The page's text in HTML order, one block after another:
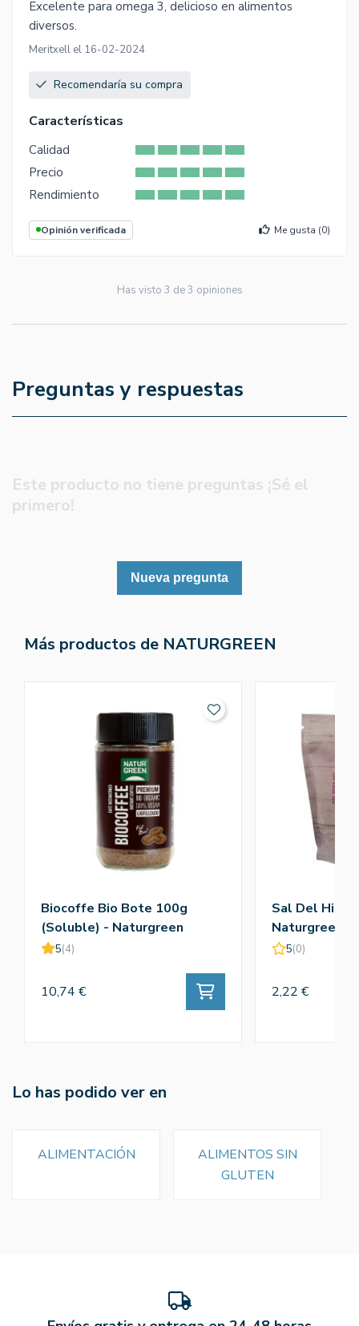
Excelente para omega 3, delicioso en alimentos
diversos.
Meritxell el 16-02-2024
Recomendaría su compra
Características
Calidad
Precio
Rendimiento
Opinión verificada Me gusta (0)
Has visto 3 de3 opiniones
Preguntas y respuestas
Este producto no tiene preguntas ¡Sé el
primero!
Nueva pregunta
Más productos de NATURGREEN
Biocoffe Bio Bote 100g
(Soluble) - Naturgreen
5(4)
10,74 €
Sal Del
Naturgreen
5(0)
2,22 €
Lo has podido ver en
ALIMENTACIÓN
ALIMENTOS SIN
GLUTEN